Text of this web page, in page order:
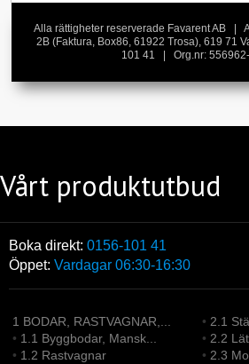
Alla rättigheter reserverade Favarent AB |
2B (Faktura, Box86, 61922 Trosa), 619 71
101 41 | Org.nr:
Vårt produktutbud
Boka direkt: 0156-101 41
Öppet: Vardagar 06:30-16:30
1 BODAR, RASTVAGNAR,...
• 1.1 Byggbodar, Mansk...
• 1.2 Rastvagnar
• 2.1
• 2.2
• 2.3